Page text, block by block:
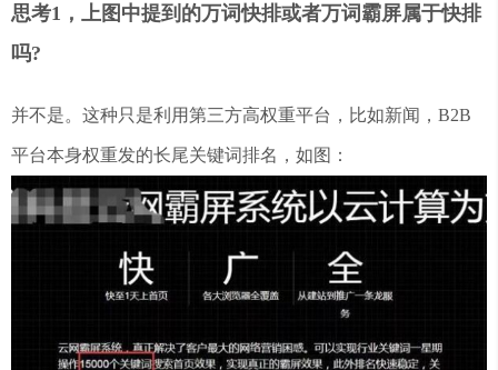
思考1，上图中提到的万词快排或者万词霸屏属于快排
吗?
并不是。这种只是利用第三方高权重平台，比如新闻，B2B
平台本身权重发的长尾关键词排名，如图：